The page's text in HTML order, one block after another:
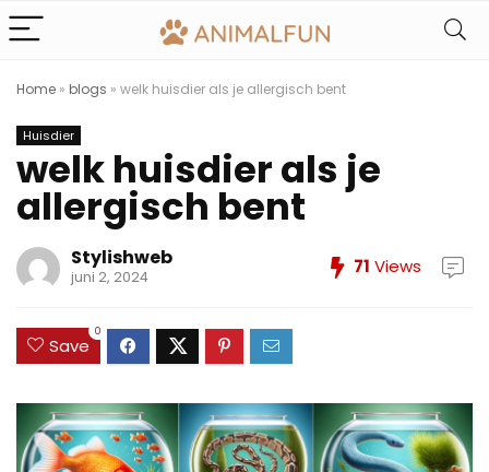
Home » blogs » welk huisdier als je allergisch bent
Huisdier
welk huisdier als je
allergisch bent
Stylishweb
juni 2, 2024 71 Views
Save
0